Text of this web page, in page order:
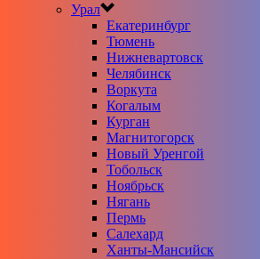
Урал
Екатеринбург
Тюмень
Нижневартовск
Челябинск
Воркута
Когалым
Курган
Магнитогорск
Новый Уренгой
Тобольск
Ноябрьск
Нягань
Пермь
Салехард
Ханты-Мансийск